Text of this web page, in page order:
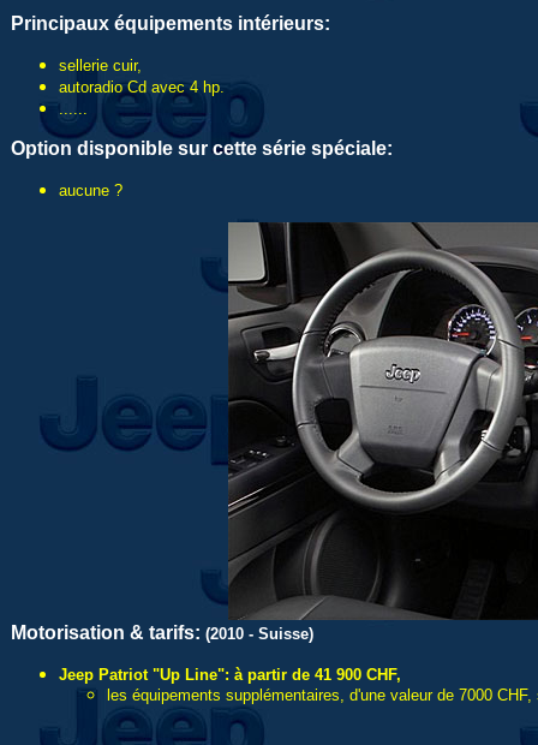
Principaux équipements intérieurs:
sellerie cuir,
autoradio Cd avec 4 hp.
......
Option disponible sur cette série spéciale:
aucune ?
Motorisation & tarifs: (2010 - Suisse)
Jeep Patriot "Up Line": à partir de 41 900 CHF,
les équipements supplémentaires, d'une valeur de 7000